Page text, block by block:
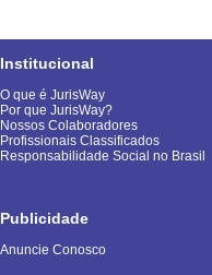
Institucional
O que é JurisWay
Por que JurisWay?
Nossos Colaboradores
Profissionais Classificados
Responsabilidade Social no Brasil
Publicidade
Anuncie Conosco